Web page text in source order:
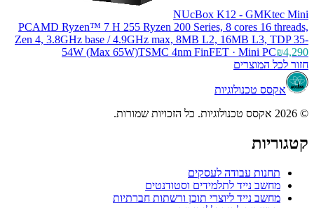
PCAMD Ryzen™ 7 H 255 Ryzen 200
Zen 4, 3.8GHz base / 4.9GHz max, 8MB
54W (Max 65W)TSMC 4nm
וסטודנטים
תוכן ורשתות חברתיות